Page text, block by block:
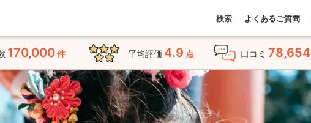
検索 よくあるご質問
170,000件 平均評価 4.9 点 口コミ 78,654